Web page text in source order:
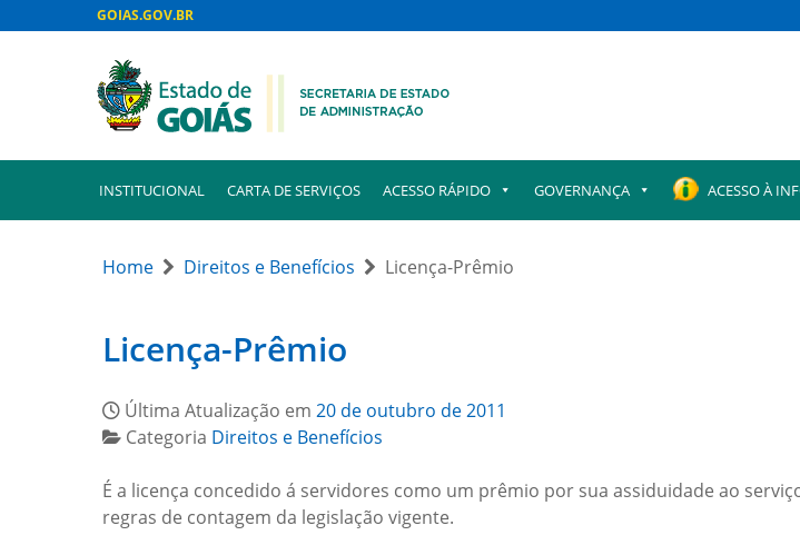
GOIAS.GOV.BR
INSTITUCIONAL CARTA DE SERVIÇOS ACESSO RÁPIDO GOVERNANÇA ACESSO À
Home Direitos e Benefícios Licença-Prêmio
Licença-Prêmio
Última Atualização em 20 de outubro de 2011
Categoria Direitos e Benefícios
É a licença concedido á servidores como um prêmio por sua assiduidade ao
regras de contagem da legislação vigente.